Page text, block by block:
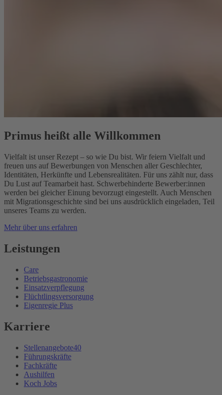
Primus heißt alle Willkommen
Vielfalt ist unser Rezept – so wie Du bist. Wir feiern Vielfalt und
freuen uns auf Bewerbungen von Menschen aller Geschlechter,
Identitäten, Herkünfte und Lebensrealitäten. Für uns zählt nur, dass
Du Lust auf Teamarbeit hast. Schwerbehinderte Bewerber:innen
werden bei gleicher Einung bevorzugt eingestellt. Auch Menschen
mit Migrationsgeschichte sind bei uns ausdrücklich eingeladen, Teil
unseres Teams zu werden.
Mehr über uns erfahren
Leistungen
Care
Betriebsgastronomie
Einsatzverpflegung
Flüchtlingsversorgung
Eigenregie Plus
Karriere
Stellenangebote40
Führungskräfte
Fachkräfte
Aushilfen
Koch Jobs